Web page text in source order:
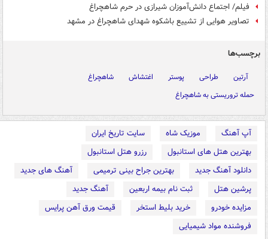
فیلم/ اجتماع دانش‌آموزان شیرازی در حرم شاهچراغ
تصاویر هوایی از تشییع باشکوه شهدای شاهچراغ در مشهد
برچسب‌ها
آرتین طراحی پوستر اغتشاش
شاهچراغ
حمله تروریستی به شاهچراغ
آپ آهنگ موزیک شاه
سایت تاریخ ایران
بهترین هتل های استانبول
رزرو هتل استانبول
دانلود آهنگ جدید
بهترین جراح بینی ترمیمی
آهنگ های جدید
پرشین هتل
ثبت نام بیمه اربعین
آهنگ جدید
مزایده خودرو
خرید بلیط استخر
قیمت ورق آهن پرایس
فروشنده مواد شیمیایی